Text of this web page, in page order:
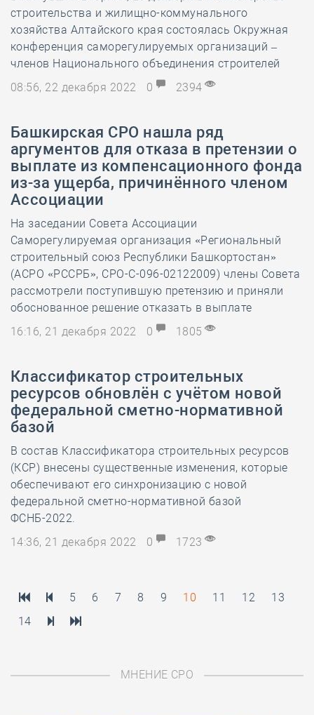
строительства и жилищно-коммунального
хозяйства Алтайского края состоялась Окружная
конференция саморегулируемых организаций –
членов Национального объединения строителей
08:56, 22 декабря 2022
0 2394
Башкирская СРО нашла ряд
аргументов для отказа в претензии о
выплате из компенсационного фонда
из-за ущерба, причинённого членом
Ассоциации
На заседании Совета Ассоциации
Саморегулируемая организация «Региональный
строительный союз Республики Башкортостан»
(АСРО «РССРБ», СРО-С-096-02122009) члены Совета
рассмотрели поступившую претензию и приняли
обоснованное решение отказать в выплате
16:16, 21 декабря 2022
0 1805
Классификатор строительных
ресурсов обновлён с учётом новой
федеральной сметно-нормативной
базой
В состав Классификатора строительных ресурсов
(КСР) внесены существенные изменения, которые
обеспечивают его синхронизацию с новой
федеральной сметно-нормативной базой
ФСНБ-2022.
14:36, 21 декабря 2022
0 1723
5 6 7 8 9 10 11 12
13
14
МНЕНИЕ СРО